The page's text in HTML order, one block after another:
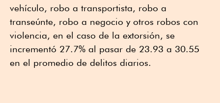
vehículo, robo a transportista, robo a
transeúnte, robo a negocio y otros robos con
violencia, en el caso de la extorsión, se
incrementó 27.7% al pasar de 23.93 a 30.55
en el promedio de delitos diarios.